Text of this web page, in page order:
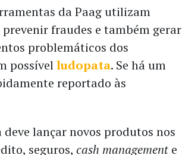
da Paag utilizam
fraudes e também gerar
problemáticos dos
possívelludopata. Se há um
reportado às
deve lançar novos produtos nos
seguros,cash management e